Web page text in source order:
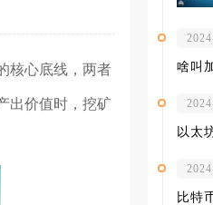
核心底线，两者
出价值时，挖矿
啥叫
以太
比特